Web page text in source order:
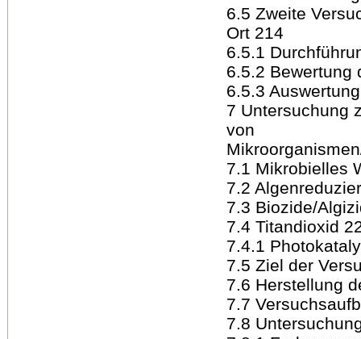
6.5 Zweite
Ort 214
6.5.1
6.5.2 Bewertung
6.5.3
7 Untersuchung
von
7.1 Mikrobielles
7.2
7.3 Biozide/
7.4 Titandioxid
7.4.1
7.5 Ziel der
7.6 Herstellung
7.7
7.8